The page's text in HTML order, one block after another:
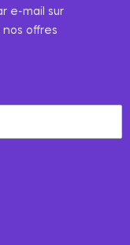
e-mail sur
offres